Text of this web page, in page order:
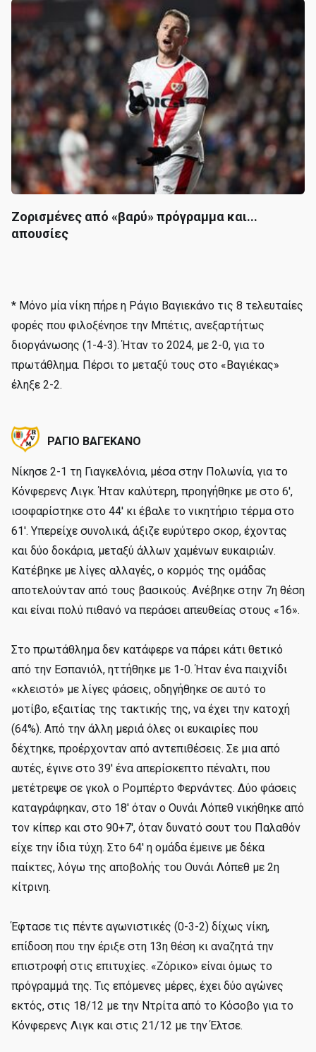
Ζορισμένες από «βαρύ» πρόγραμμα και...
απουσίες
* Μόνο μία νίκη πήρε η Ράγιο Βαγιεκάνο τις 8 τελευταίες
φορές που φιλοξένησε την Μπέτις, ανεξαρτήτως
διοργάνωσης (1-4-3). Ήταν το 2024, με 2-0, για το
πρωτάθλημα. Πέρσι το μεταξύ τους στο «Βαγιέκας»
έληξε 2-2.
ΡΑΓΙΟ ΒΑΓΕΚΑΝΟ
Νίκησε 2-1 τη Γιαγκελόνια, μέσα στην Πολωνία, για το
Κόνφερενς Λιγκ. Ήταν καλύτερη, προηγήθηκε με στο 6',
ισοφαρίστηκε στο 44' κι έβαλε το νικητήριο τέρμα στο
61'. Υπερείχε συνολικά, άξιζε ευρύτερο σκορ, έχοντας
και δύο δοκάρια, μεταξύ άλλων χαμένων ευκαιριών.
Κατέβηκε με λίγες αλλαγές, ο κορμός της ομάδας
αποτελούνταν από τους βασικούς. Ανέβηκε στην 7η θέση
και είναι πολύ πιθανό να περάσει απευθείας στους «16».
Στο πρωτάθλημα δεν κατάφερε να πάρει κάτι θετικό
από την Εσπανιόλ, ηττήθηκε με 1-0. Ήταν ένα παιχνίδι
«κλειστό» με λίγες φάσεις, οδηγήθηκε σε αυτό το
μοτίβο, εξαιτίας της τακτικής της, να έχει την κατοχή
(64%). Από την άλλη μεριά όλες οι ευκαιρίες που
δέχτηκε, προέρχονταν από αντεπιθέσεις. Σε μια από
αυτές, έγινε στο 39' ένα απερίσκεπτο πέναλτι, που
μετέτρεψε σε γκολ ο Ρομπέρτο Φερνάντες. Δύο φάσεις
καταγράφηκαν, στο 18' όταν ο Ουνάι Λόπεθ νικήθηκε από
τον κίπερ και στο 90+7', όταν δυνατό σουτ του Παλαθόν
είχε την ίδια τύχη. Στο 64' η ομάδα έμεινε με δέκα
παίκτες, λόγω της αποβολής του Ουνάι Λόπεθ με 2η
κίτρινη.
Έφτασε τις πέντε αγωνιστικές (0-3-2) δίχως νίκη,
επίδοση που την έριξε στη 13η θέση κι αναζητά την
επιστροφή στις επιτυχίες. «Ζόρικο» είναι όμως το
πρόγραμμά της. Τις επόμενες μέρες, έχει δύο αγώνες
εκτός, στις 18/12 με την Ντρίτα από το Κόσοβο για το
Κόνφερενς Λιγκ και στις 21/12 με την Έλτσε.